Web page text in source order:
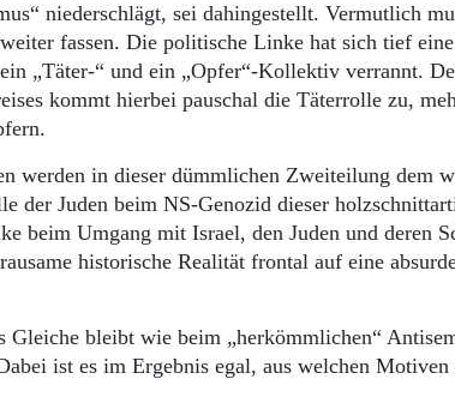
niederschlägt, sei dahingestellt. Vermutlich
fassen. Die politische Linke hat sich tief eine
„Täter-“ und ein „Opfer“-Kollektiv verrannt.
kommt hierbei pauschal die Täterrolle zu,
werden in dieser dümmlichen Zweiteilung dem
der Juden beim NS-Genozid dieser
beim Umgang mit Israel, den Juden und deren
historische Realität frontal auf eine
Gleiche bleibt wie beim „herkömmlichen“
ist es im Ergebnis egal, aus welchen Motiven